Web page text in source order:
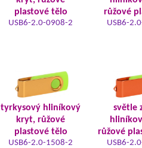
plastové tělo
USB6-2.0-0908-2
růžové
USB6-
tyrkysový hliníkový
kryt, růžové
plastové tělo
USB6-2.0-1508-2
světle
růžové
USB6-